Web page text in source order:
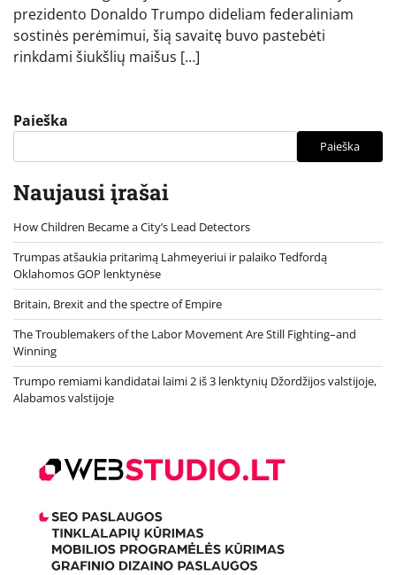
prezidento Donaldo Trumpo dideliam federaliniam
sostinės perėmimui, šią savaitę buvo pastebėti
rinkdami šiukšlių maišus […]
Paieška
Paieška
Naujausi įrašai
How Children Became a City’s Lead Detectors
Trumpas atšaukia pritarimą Lahmeyeriui ir palaiko Tedfordą
Oklahomos GOP lenktynėse
Britain, Brexit and the spectre of Empire
The Troublemakers of the Labor Movement Are Still Fighting–and
Winning
Trumpo remiami kandidatai laimi 2 iš 3 lenktynių Džordžijos valstijoje,
Alabamos valstijoje